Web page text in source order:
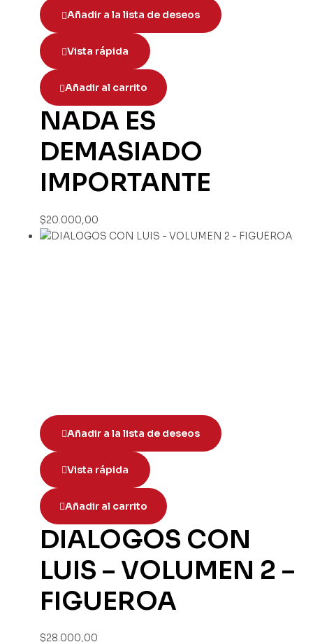
Añadir a la lista de deseos
Vista rápida
Añadir al carrito
NADA ES
DEMASIADO
IMPORTANTE
$20.000,00
Añadir a la lista de deseos
Vista rápida
Añadir al carrito
DIALOGOS CON
LUIS – VOLUMEN 2 –
FIGUEROA
$28.000,00